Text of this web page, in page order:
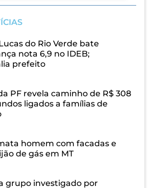
do Rio Verde bate
nota 6,9 no IDEB;
prefeito
PF revela caminho de R$ 308
ligados a famílias de
homem com facadas e
de gás em MT
grupo investigado por